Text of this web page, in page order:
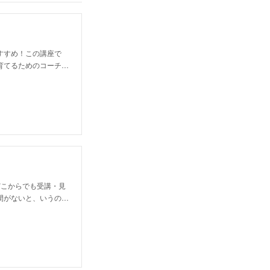
すめ！この講座で
てるためのコーチ…
からでも受講・見
がないと、いうの…